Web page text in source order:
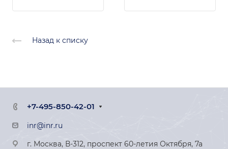
Назад к списку
+7-495-850-42-01
inr@inr.ru
г. Москва, В-312, проспект 60-летия Октября, 7а